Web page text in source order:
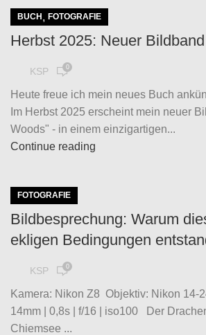
BUCH, FOTOGRAFIE
Herbst 2025: Neuer Bildband
KSP 0
Heute freue ich mein neues Buch
Im Herbst 2025 erscheint mein neuer
Woods" - in einem einzigartigen...
Continue reading
FOTOGRAFIE
Bildbesprechung: Warum
ekligen Bedingungen
KSP 0
Kamera: Nikon Z8 Objektiv: Nikon 14-
14mm | 0,8s | f/16 | iso100 Der
Chiemsee ...